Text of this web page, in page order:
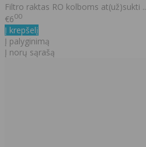
Filtro raktas RO kolboms at(už)sukti ..
€600
Į krepšelį
Į palyginimą
Į norų sąrašą